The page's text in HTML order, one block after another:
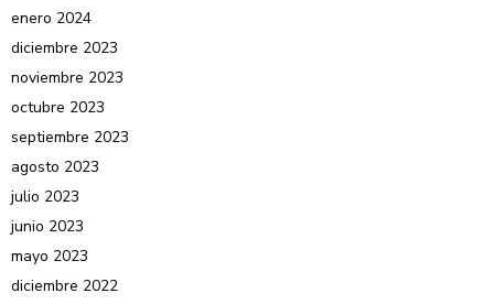
enero 2024
diciembre 2023
noviembre 2023
octubre 2023
septiembre 2023
agosto 2023
julio 2023
junio 2023
mayo 2023
diciembre 2022